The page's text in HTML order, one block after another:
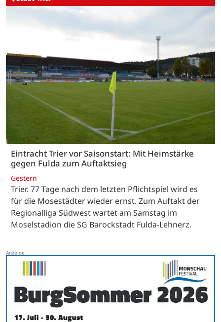
Eintracht Trier vor Saisonstart: Mit Heimstärke
gegen Fulda zum Auftaktsieg
Gestern
Trier. 77 Tage nach dem letzten Pflichtspiel wird es
für die Mosestädter wieder ernst. Zum Auftakt der
Regionalliga Südwest wartet am Samstag im
Moselstadion die SG Barockstadt Fulda-Lehnerz.